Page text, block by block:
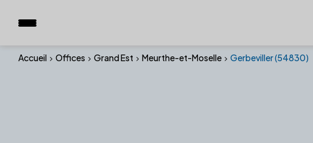
Accueil Offices Grand Est Meurthe-et-Moselle Gerbeviller (54830)